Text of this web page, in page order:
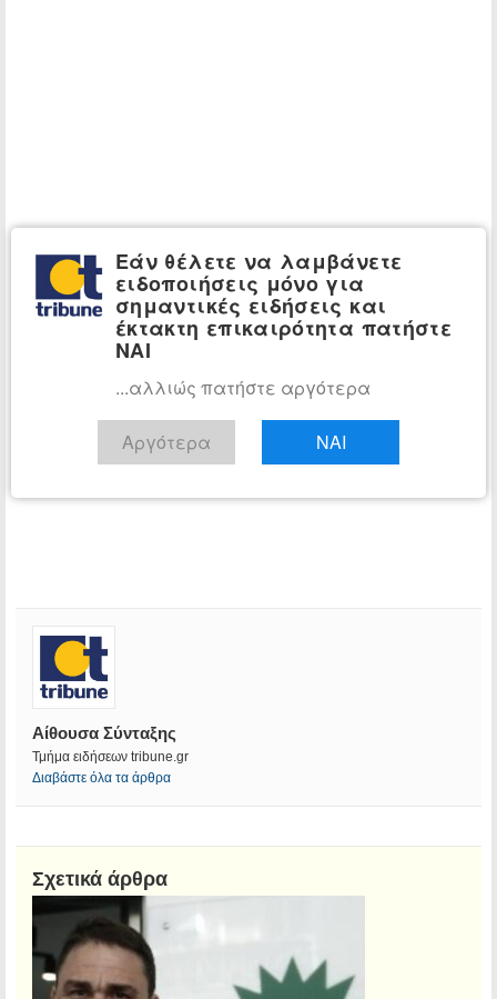
Αίθουσα Σύνταξης
Τμήμα ειδήσεων tribune.gr
Διαβάστε όλα τα άρθρα
Σχετικά άρθρα
Εάν θέλετε να λαμβάνετε
ειδοποιήσεις μόνο για
σημαντικές ειδήσεις και
έκτακτη επικαιρότητα πατήστε
ΝΑΙ
...αλλιώς πατήστε αργότερα
Αργότερα ΝΑΙ